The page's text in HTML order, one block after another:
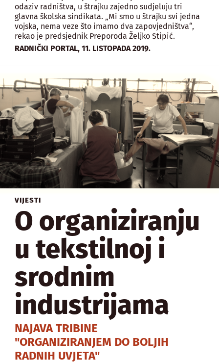
odaziv radništva, u štrajku zajedno sudjeluju tri
glavna školska sindikata. „Mi smo u štrajku svi jedna
vojska, nema veze što imamo dva zapovjedništva“,
rekao je predsjednik Preporoda Željko Stipić.
RADNIČKI PORTAL, 11. LISTOPADA 2019.
VIJESTI
O organiziranju
u tekstilnoj i
srodnim
industrijama
NAJAVA TRIBINE
"ORGANIZIRANJEM DO BOLJIH
RADNIH UVJETA"